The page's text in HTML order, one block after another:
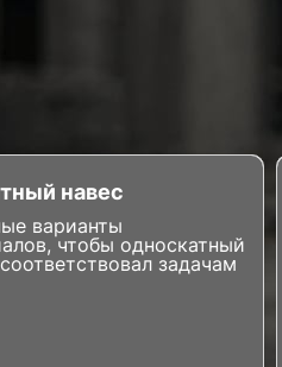
навес
варианты
чтобы односкатный
задачам